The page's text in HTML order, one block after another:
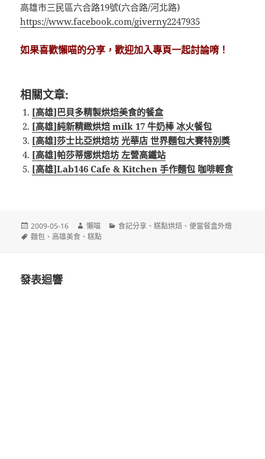
高雄市三民區六合路19號(六合路/河北路)
https://www.facebook.com/giverny2247935
如果喜歡懶喵的分享，歡迎加入專頁一起討論唷！
相關文章:
[高雄]巴貝多精製烘焙美食的餐盒
[高雄]純新精緻烘焙 milk 17 牛奶棒 冰火餐包
[高雄]莎士比亞烘焙坊 光華店 世界麵包大賽特別獎
[高雄]帕莎蒂娜烘焙坊 左營高鐵站
[高雄]Lab146 Cafe & Kitchen 手作麵包 咖啡輕食
發
佈
2009-05-16
作
者
懶喵
分
食記分享 、糕點烘焙 、便當餐盒外燴
標
麵包 、高雄美食 、糕點
發表迴響